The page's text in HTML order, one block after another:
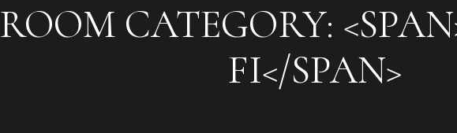
ROOM CATEGORY:
FI</SPAN>